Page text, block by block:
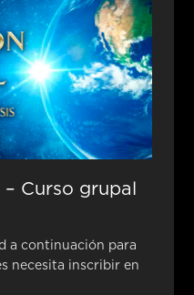
Curso grupal
a continuación para
necesita inscribir en